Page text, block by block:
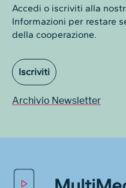
Accedi o iscriviti alla
Informazioni per restare
della cooperazione.
Iscriviti
Archivio Newsletter